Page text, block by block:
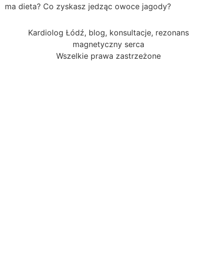
ma dieta? Co zyskasz jedząc owoce jagody?
Kardiolog Łódź, blog, konsultacje, rezonans
magnetyczny serca
Wszelkie prawa zastrzeżone